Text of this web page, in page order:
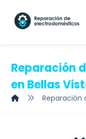
Reparación
en Bellas
Reparación